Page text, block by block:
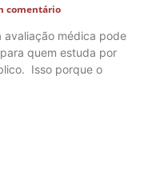
comentário
avaliação médica pode
quem estuda por
Isso porque o